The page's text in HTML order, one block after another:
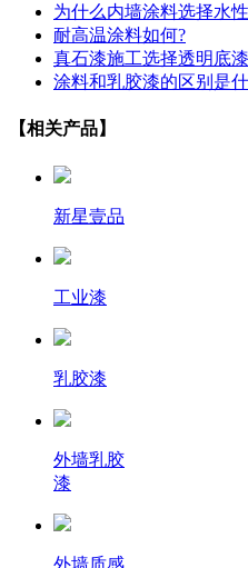
为什么内墙涂料选择水
耐高温涂料如何?
真石漆施工选择透明底
涂料和乳胶漆的区别是
【相关产品】
新星壹品
工业漆
乳胶漆
外墙乳胶
漆
外墙质感